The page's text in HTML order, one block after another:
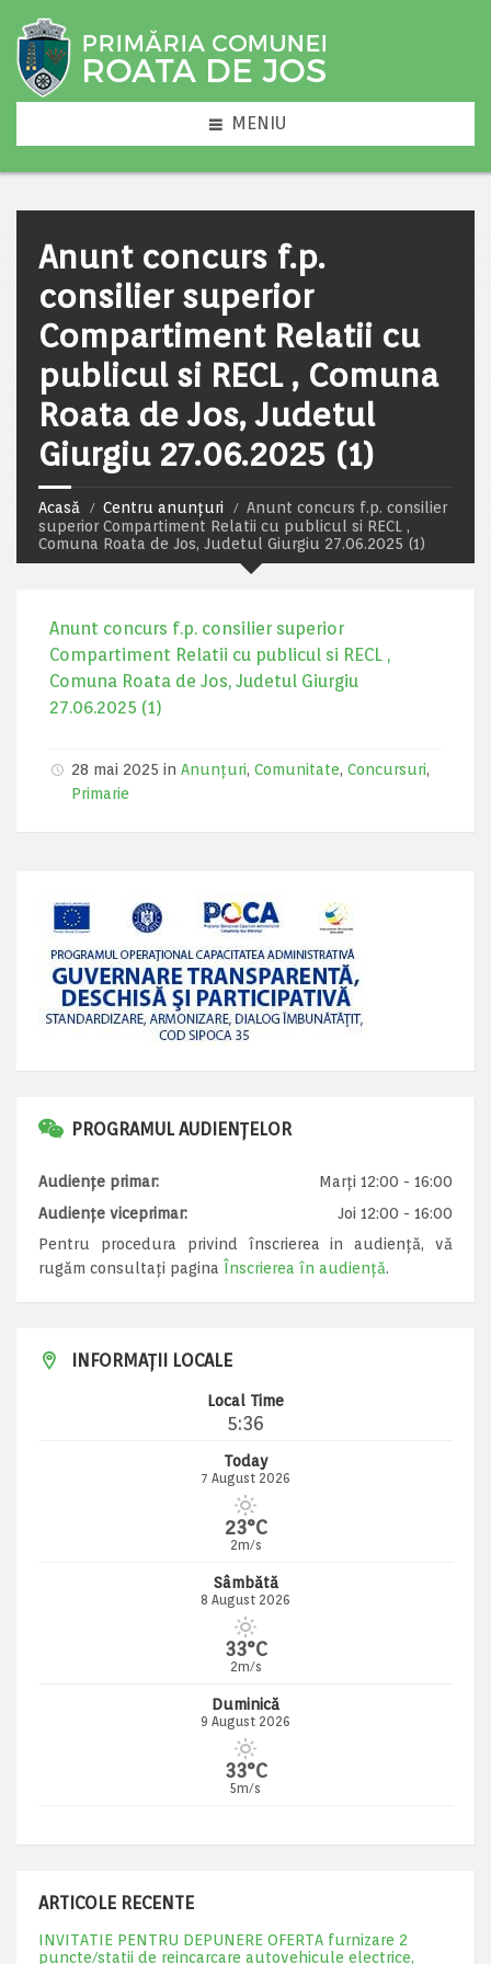
MENIU
Anunt concurs f.p.
consilier superior
Compartiment Relatii cu
publicul si RECL , Comuna
Roata de Jos, Judetul
Giurgiu 27.06.2025 (1)
Acasă Centru anunțuri
Anunt concurs f.p. consilier
superior Compartiment Relatii cu publicul si RECL ,
Comuna Roata de Jos, Judetul Giurgiu 27.06.2025 (1)
Anunt concurs f.p. consilier superior
Compartiment Relatii cu publicul si RECL ,
Comuna Roata de Jos, Judetul Giurgiu
27.06.2025 (1)
28 mai 2025 in Anunțuri, Comunitate, Concursuri,
Primarie
PROGRAMUL AUDIENȚELOR
Audiențe primar:
Marți 12:00 - 16:00
Audiențe viceprimar:
Joi 12:00 - 16:00
Pentru procedura privind înscrierea in audiență, vă
rugăm consultați pagina Înscrierea în audiență.
INFORMAȚII LOCALE
Local Time
5:36
Today
7 August 2026
23°C
2m/s
Sâmbătă
8 August 2026
33°C
2m/s
Duminică
9 August 2026
33°C
5m/s
ARTICOLE RECENTE
INVITATIE PENTRU DEPUNERE OFERTA furnizare 2
puncte/statii de reincarcare autovehicule electrice,